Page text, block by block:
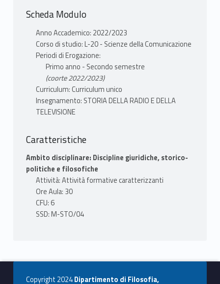
Scheda Modulo
Anno Accademico: 2022/2023
Corso di studio: L-20 - Scienze della Comunicazione
Periodi di Erogazione:
Primo anno - Secondo semestre
(coorte 2022/2023)
Curriculum: Curriculum unico
Insegnamento: STORIA DELLA RADIO E DELLA
TELEVISIONE
Caratteristiche
Ambito disciplinare: Discipline giuridiche, storico-
politiche e filosofiche
Attività: Attività formative caratterizzanti
Ore Aula: 30
CFU: 6
SSD: M-STO/04
Copyright 2024Dipartimento di Filosofia,